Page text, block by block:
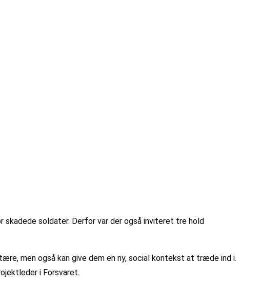
soldater. Derfor var der også inviteret tre hold
men også kan give dem en ny, social kontekst at træde ind i.
i Forsvaret.